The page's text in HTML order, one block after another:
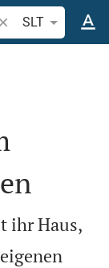
Bibelstelle oder
SLT
ihr Haus,